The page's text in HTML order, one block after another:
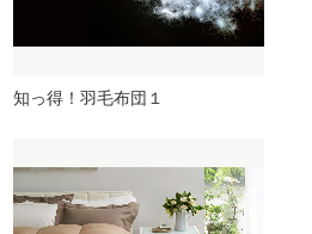
知っ得！羽毛布団１